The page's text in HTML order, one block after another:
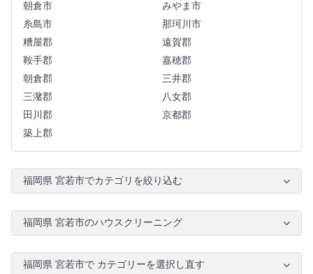
朝倉市
みやま市
糸島市
那珂川市
糟屋郡
遠賀郡
鞍手郡
嘉穂郡
朝倉郡
三井郡
三潴郡
八女郡
田川郡
京都郡
築上郡
福岡県 宮若市でカテゴリを絞り込む
福岡県 宮若市のハウスクリーニング
福岡県 宮若市で カテゴリーを選択し直す